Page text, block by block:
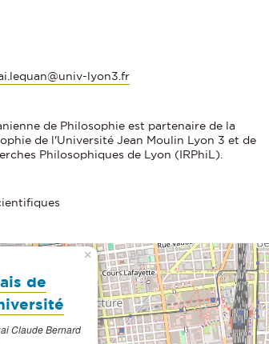
lyon3.fr
de Philosophie est partenaire de la
de l'Université Jean Moulin Lyon 3 et de
Philosophiques de Lyon (IRPhiL).
de
Claude Bernard
×